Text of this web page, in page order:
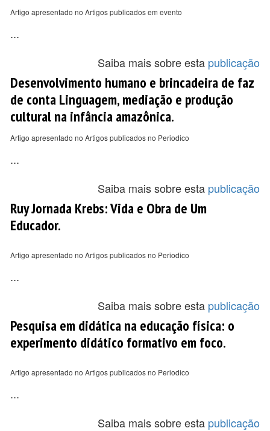
Artigo apresentado no Artigos publicados em evento
...
Saiba mais sobre esta publicação
Desenvolvimento humano e brincadeira de faz
de conta Linguagem, mediação e produção
cultural na infância amazônica.
Artigo apresentado no Artigos publicados no Periodico
...
Saiba mais sobre esta publicação
Ruy Jornada Krebs: Vida e Obra de Um
Educador.
Artigo apresentado no Artigos publicados no Periodico
...
Saiba mais sobre esta publicação
Pesquisa em didática na educação física: o
experimento didático formativo em foco.
Artigo apresentado no Artigos publicados no Periodico
...
Saiba mais sobre esta publicação